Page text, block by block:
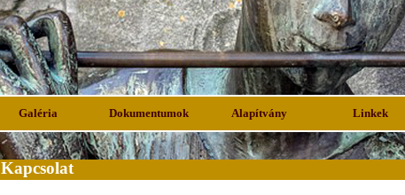
Galéria Dokumentumok Alapítvány Linkek
Kapcsolat